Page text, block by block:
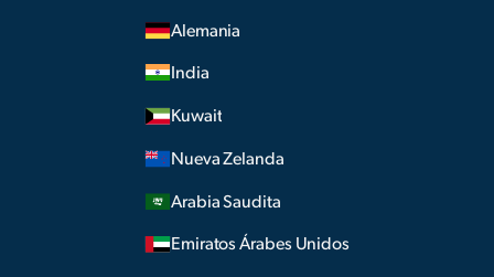
Alemania
India
Kuwait
Nueva Zelanda
Arabia Saudita
Emiratos Árabes Unidos